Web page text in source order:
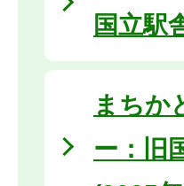
国立駅
まちか
ー：旧